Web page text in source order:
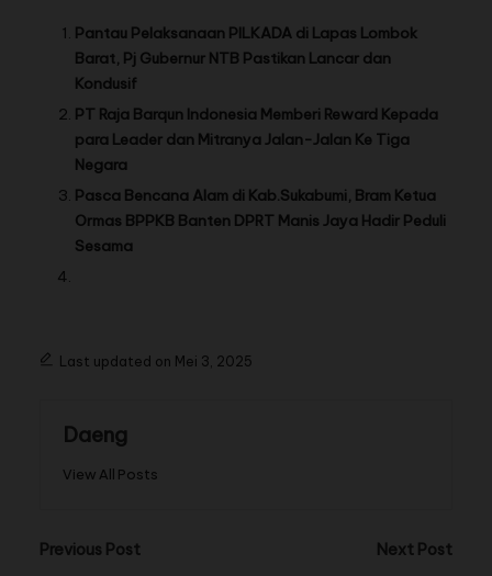
Pantau Pelaksanaan PILKADA di Lapas Lombok
Barat, Pj Gubernur NTB Pastikan Lancar dan
Kondusif
PT Raja Barqun Indonesia Memberi Reward Kepada
para Leader dan Mitranya Jalan-Jalan Ke Tiga
Negara
Pasca Bencana Alam di Kab.Sukabumi, Bram Ketua
Ormas BPPKB Banten DPRT Manis Jaya Hadir Peduli
Sesama
Last updated on Mei 3, 2025
Daeng
View All Posts
Previous Post
Next Post